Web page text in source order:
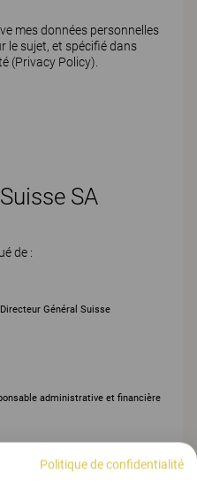
mes données personnelles
le sujet, et spécifié dans
(Privacy Policy)
SA
de :
Général Suisse
administrative et financière
Politique de confidentialité